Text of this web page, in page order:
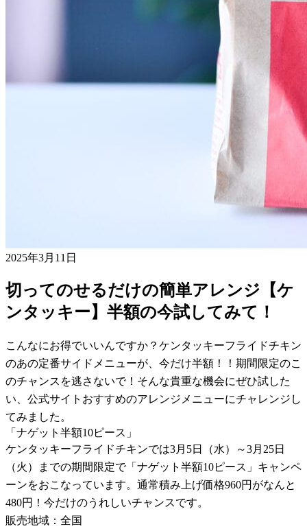
2025年3月11日
切ってのせるだけの簡単アレンジ【ケ
ンタッキー】半額の今試してみて！
こんなにお得でいいんですか？ケンタッキーフライドチキン
のあの定番サイドメニューが、今だけ半額！！期間限定のこ
のチャンスを逃さないで！そんな貴重な機会にぜひ試した
い、公式サイトおすすめのアレンジメニューにチャレンジし
てみました。
「ナゲット半額10ピース」
ケンタッキーフライドチキンでは3月5日（水）～3月25日
（火）までの期間限定で「ナゲット半額10ピース」キャンペ
ーンをおこなっています。通常積み上げ価格960円がなんと
480円！今だけのうれしいチャンスです。
販売地域：全国